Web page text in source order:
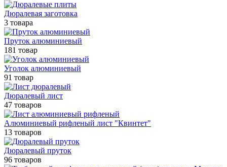
Дюралевая заготовка
3 товара
Пруток алюминиевый
181 товар
Уголок алюминиевый
91 товар
Дюралевый лист
47 товаров
Алюминиевый рифленый лист "Квинтет"
13 товаров
Дюралевый пруток
96 товаров